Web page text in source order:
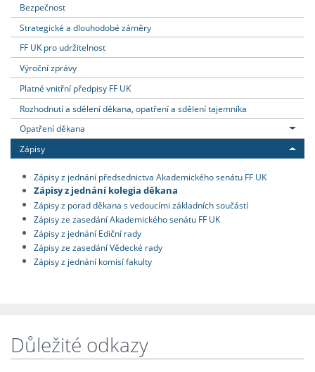
Bezpečnost
Strategické a dlouhodobé záměry
FF UK pro udržitelnost
Výroční zprávy
Platné vnitřní předpisy FF UK
Rozhodnutí a sdělení děkana, opatření a sdělení tajemníka
Opatření děkana
Zápisy
Zápisy z jednání předsednictva Akademického senátu FF UK
Zápisy z jednání kolegia děkana
Zápisy z porad děkana s vedoucími základních součástí
Zápisy ze zasedání Akademického senátu FF UK
Zápisy z jednání Ediční rady
Zápisy ze zasedání Vědecké rady
Zápisy z jednání komisí fakulty
Důležité odkazy